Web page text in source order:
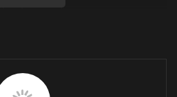
bu kredi yüzünden